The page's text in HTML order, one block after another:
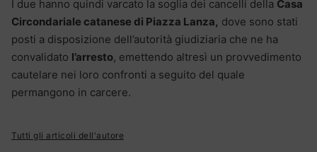
I due hanno quindi varcato la soglia dei cancelli della Casa
Circondariale catanese di Piazza Lanza, dove sono stati
posti a disposizione dell’autorità giudiziaria che ne ha
convalidato l’arresto, emettendo altresì un provvedimento
cautelare nei loro confronti a seguito del quale
permangono in carcere.
Tutti gli articoli dell'autore